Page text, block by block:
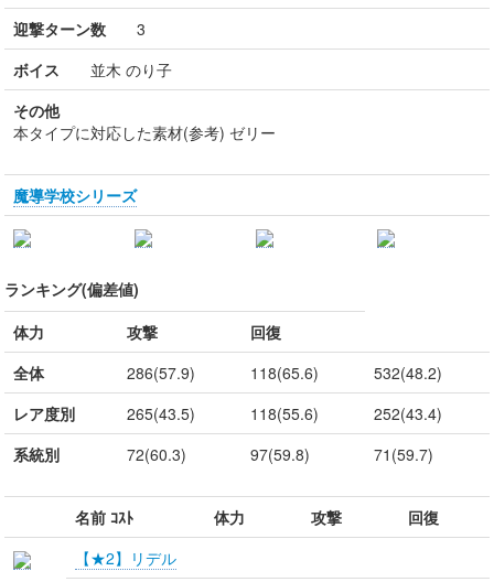
迎撃ターン数 3
ボイス 並木 のり子
その他
本タイプに対応した素材(参考) ゼリー
魔導学校シリーズ
ランキング(偏差値)
体力
攻撃
回復
全体
286(57.9) 118(65.6)
532(48.2)
レア度別
265(43.5) 118(55.6)
252(43.4)
系統別
72(60.3) 97(59.8) 71(59.7)
名前 ｺｽﾄ 体力 攻撃
回復
【★2】リデル